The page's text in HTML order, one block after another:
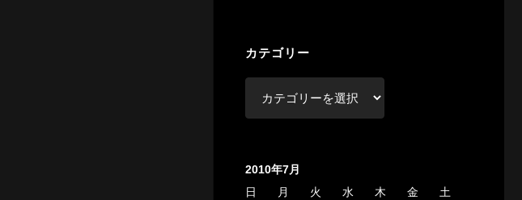
ブ
カテゴリー
ー
2010年7月
日
月 火 水 木 金
土